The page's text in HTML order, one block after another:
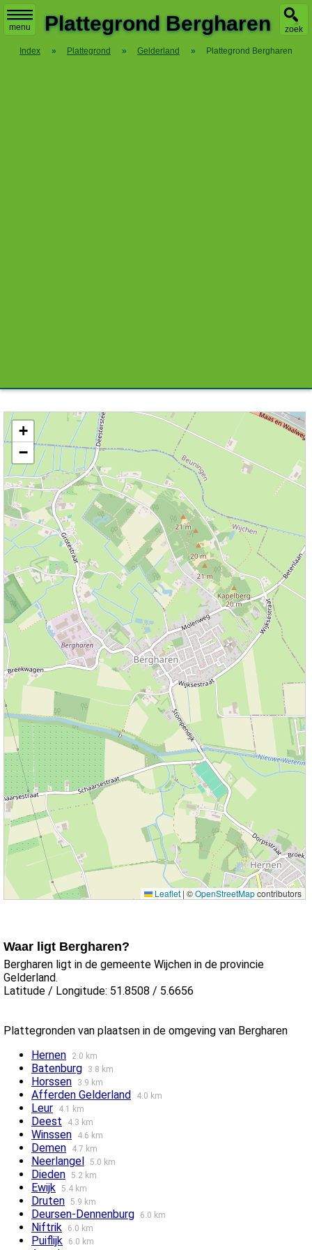
menu zoek
Plattegrond Bergharen
Index » Plattegrond » Gelderland » Plattegrond Bergharen
Kaart / Plattegrond Bergharen centrum
+
−
Leaflet | ©OpenStreetMapcontributors
Waar ligt Bergharen?
Bergharen ligt in de gemeente Wijchen in de provincie
Gelderland.
Latitude / Longitude: 51.8508 / 5.6656
Plattegronden van plaatsen in de omgeving van Bergharen
Hernen
2.0 km
Batenburg 3.8 km
Horssen 3.9 km
Afferden Gelderland 4.0 km
Leur 4.1 km
Deest 4.3 km
Winssen 4.6 km
Demen 4.7 km
Neerlangel 5.0 km
Dieden 5.2 km
Ewijk 5.4 km
Druten 5.9 km
Deursen-Dennenburg 6.0 km
Niftrik 6.0 km
Puiflijk 6.0 km